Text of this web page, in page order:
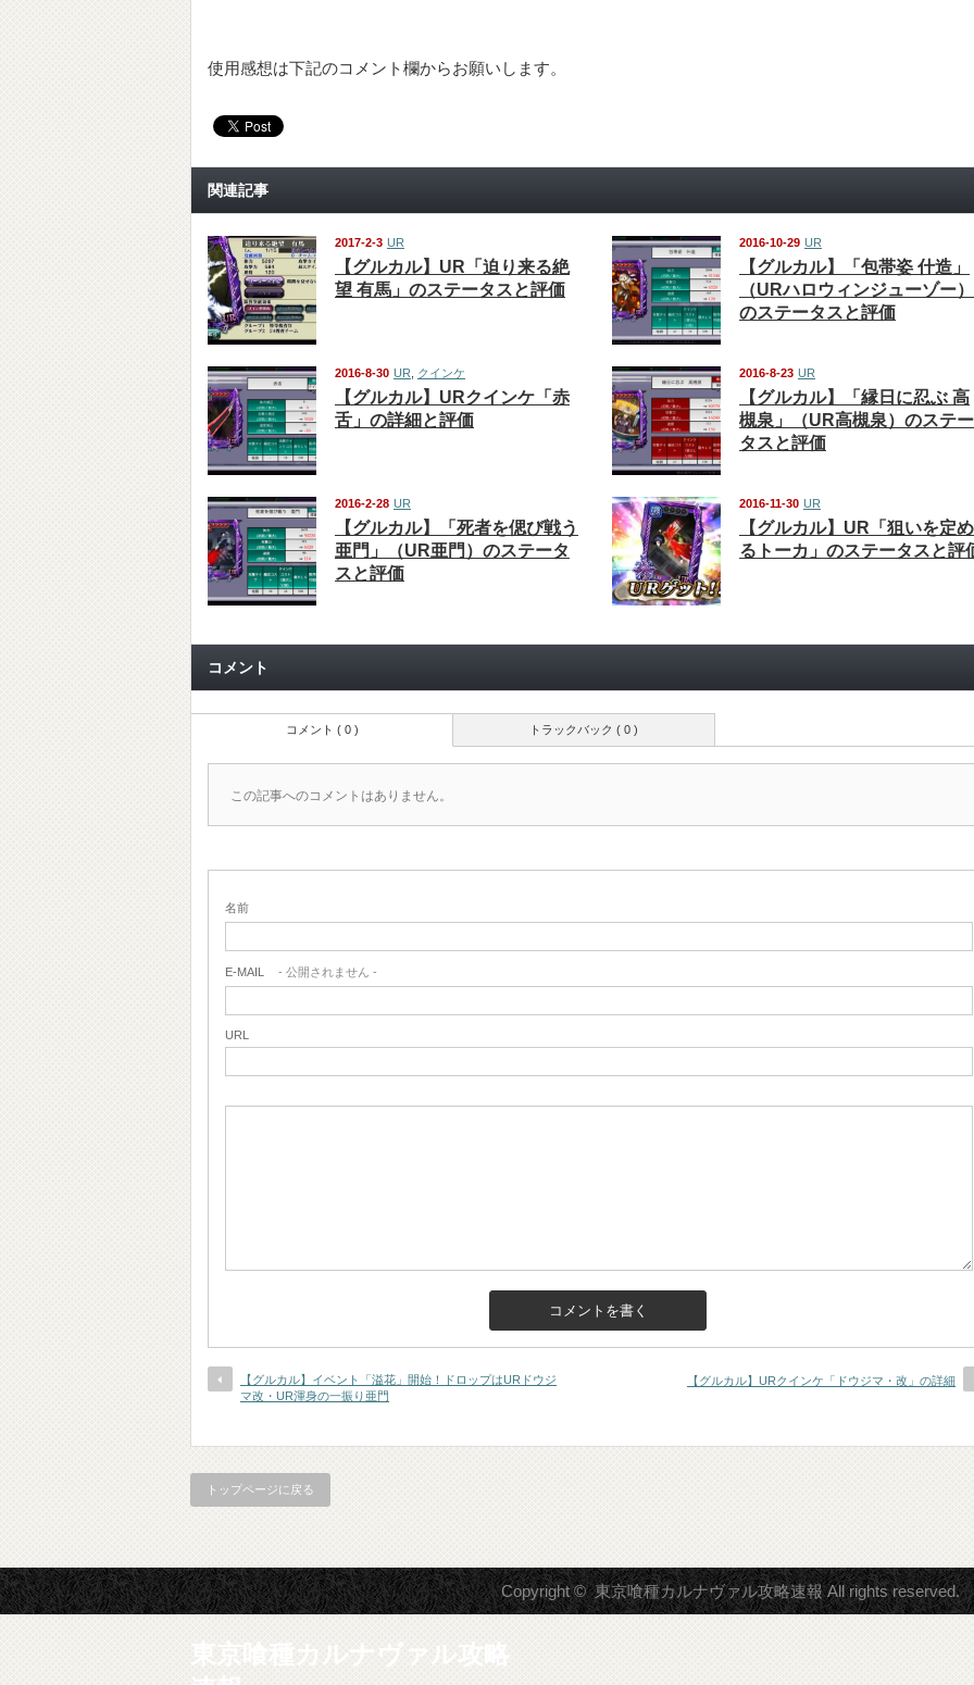
使用感想は下記のコメント欄からお願いします。
関連記事
2017-2-3 UR
【グルカル】UR「迫り来る絶
望 有馬」のステータスと評価
2016-10-29 UR
【グルカル】「包帯姿 什造」
（URハロウィンジューゾー）
のステータスと評価
2016-8-30 UR クインケ
【グルカル】URクインケ「赤
舌」の詳細と評価
2016-8-23 UR
【グルカル】「縁日に忍ぶ 高
槻泉」（UR高槻泉）のステー
タスと評価
2016-2-28 UR
【グルカル】「死者を偲び戦う
亜門」（UR亜門）のステータ
スと評価
2016-11-30 UR
【グルカル】UR「狙いを定め
るトーカ」のステータスと評
コメント
トラックバック ( 0 )
コメント ( 0 )
この記事へのコメントはありません。
名前
E-MAIL - 公開されません -
URL
【グルカル】イベント「溢花」開始！ドロップはURドウジ
マ改・UR渾身の一振り亜門
【グルカル】URクインケ「ドウジマ・改」の詳細
トップページに戻る
東京喰種カルナヴァル攻略
Copyright ©東京喰種カルナヴァル攻略速報All rights reserved.